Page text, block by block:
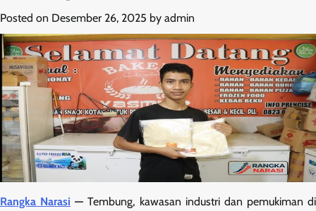
Posted on Desember 26, 2025 by admin
Rangka Narasi —Tembung, kawasan industri dan pemukiman di